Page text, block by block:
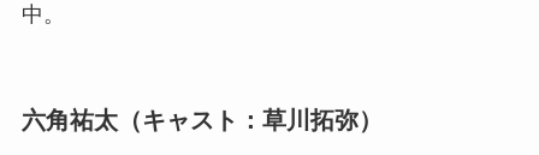
中。
六角祐太（キャスト：草川拓弥）